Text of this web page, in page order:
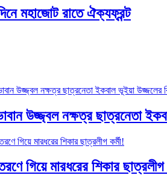
মহাজোট রাতে ঐক্যফ্রন্ট
উজ্জ্বল নক্ষত্র ছাত্রনেতা
গিয়ে মারধরের শিকার ছাত্রলীগ